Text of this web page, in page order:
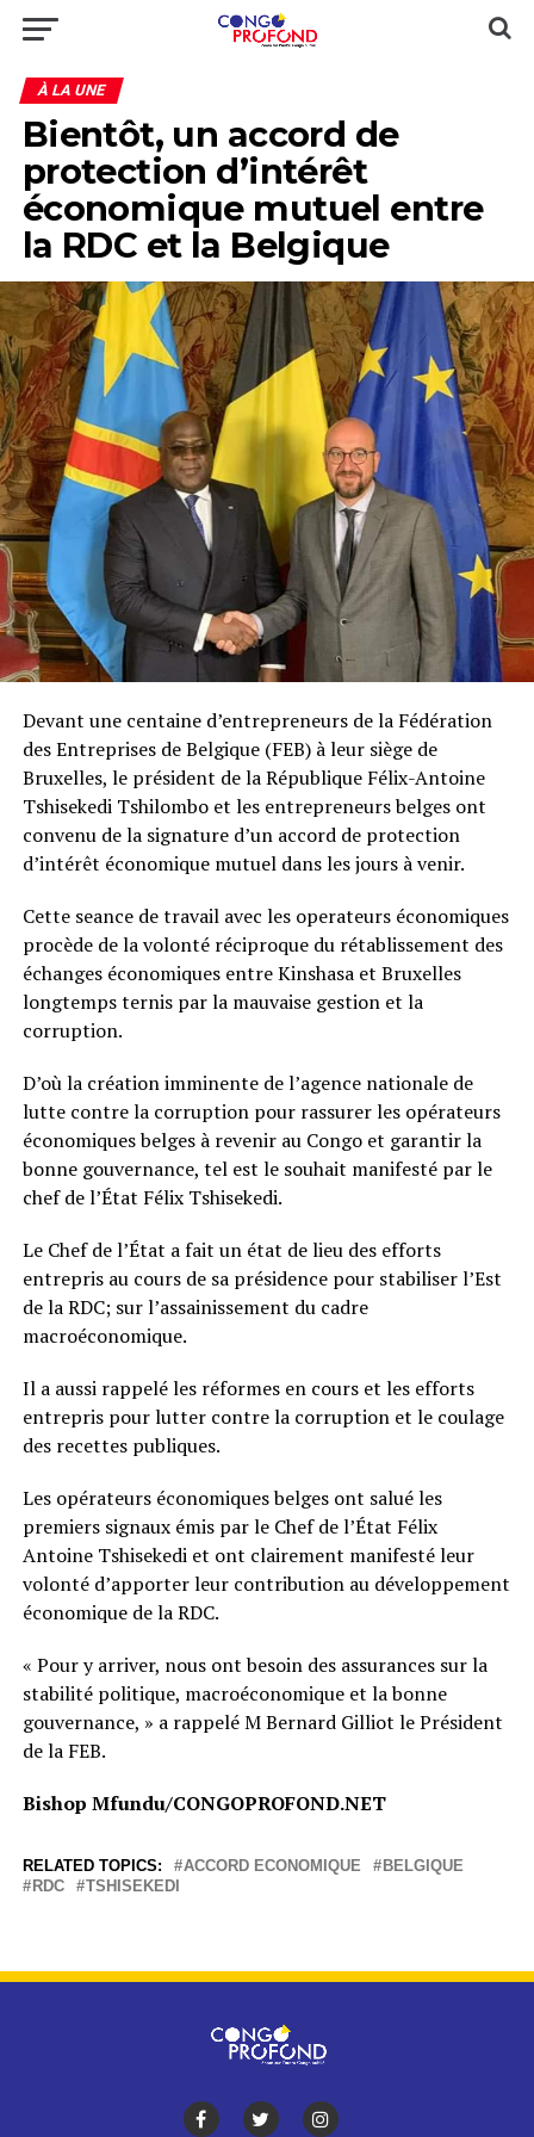
À LA UNE
Bientôt, un accord de
protection d’intérêt
économique mutuel entre
la RDC et la Belgique
Devant une centaine d’entrepreneurs de la Fédération
des Entreprises de Belgique (FEB) à leur siège de
Bruxelles, le président de la République Félix-Antoine
Tshisekedi Tshilombo et les entrepreneurs belges ont
convenu de la signature d’un accord de protection
d’intérêt économique mutuel dans les jours à venir.
Cette seance de travail avec les operateurs économiques
procède de la volonté réciproque du rétablissement des
échanges économiques entre Kinshasa et Bruxelles
longtemps ternis par la mauvaise gestion et la
corruption.
D’où la création imminente de l’agence nationale de
lutte contre la corruption pour rassurer les opérateurs
économiques belges à revenir au Congo et garantir la
bonne gouvernance, tel est le souhait manifesté par le
chef de l’État Félix Tshisekedi.
Le Chef de l’État a fait un état de lieu des efforts
entrepris au cours de sa présidence pour stabiliser l’Est
de la RDC; sur l’assainissement du cadre
macroéconomique.
Il a aussi rappelé les réformes en cours et les efforts
entrepris pour lutter contre la corruption et le coulage
des recettes publiques.
Les opérateurs économiques belges ont salué les
premiers signaux émis par le Chef de l’État Félix
Antoine Tshisekedi et ont clairement manifesté leur
volonté d’apporter leur contribution au développement
économique de la RDC.
« Pour y arriver, nous ont besoin des assurances sur la
stabilité politique, macroéconomique et la bonne
gouvernance, » a rappelé M Bernard Gilliot le Président
de la FEB.
Bishop Mfundu/CONGOPROFOND.NET
RELATED TOPICS: ACCORD ECONOMIQUE
BELGIQUE
RDC
TSHISEKEDI